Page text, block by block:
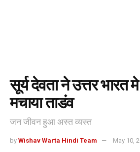
सूर्य देवता ने उत्तर भारत
मचाया ताडंव
जन जीवन हुआ अस्त व्यस्त
by Wishav Warta Hindi Team May 10,